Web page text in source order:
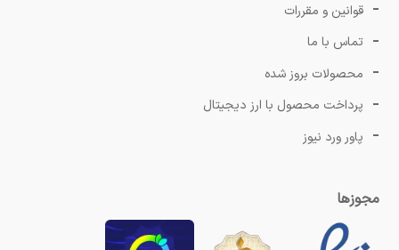
قوانین و مقررات
تماس با ما
محصولات بروز شده
پرداخت محصول با ارز دیجیتال
پاور ورد نیوز
مجوزها